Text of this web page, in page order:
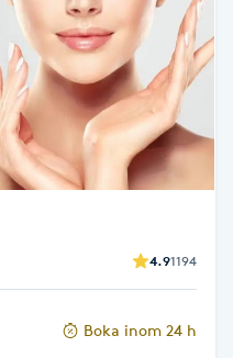
4.91194
Boka inom 24 h